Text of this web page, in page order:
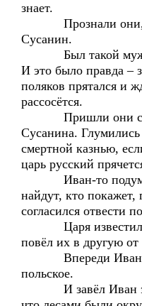
знает.
Прознали они,
Сусанин.
Был такой
И это было правда –
поляков прятался и
рассосётся.
Пришли они с
Сусанина.
смертной казнью,
царь русский
Иван-то
найдут, кто покажет,
согласился отвести
Царя известил,
повёл их в другую от
Впереди Иван –
польское.
И завёл Иван